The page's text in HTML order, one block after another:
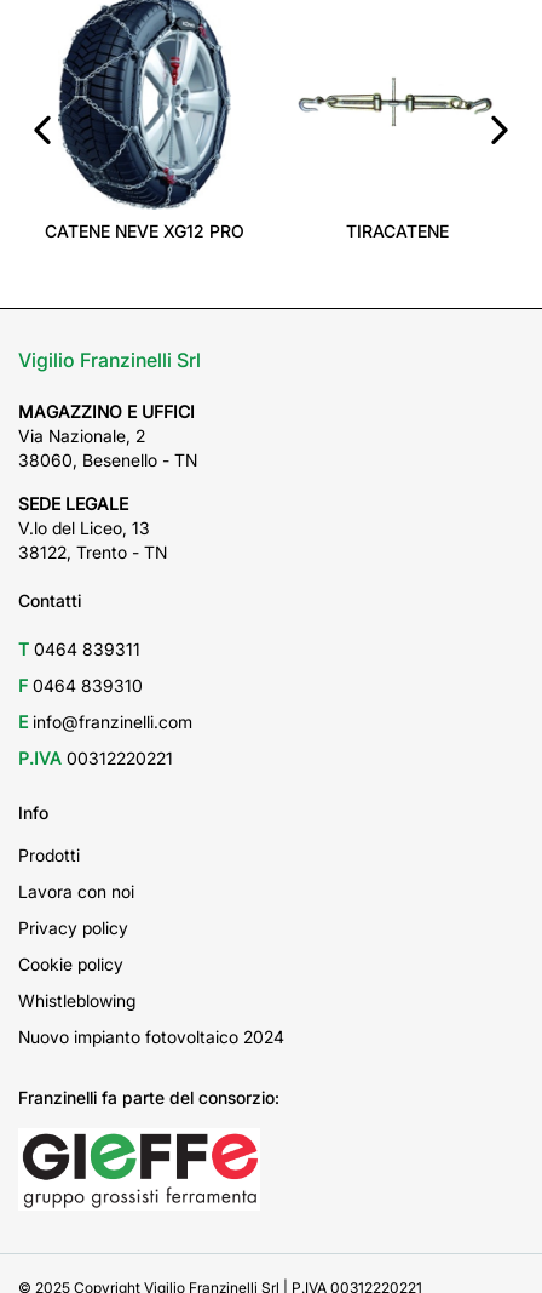
CATENE NEVE XG12 PRO TIRACATENE
Vigilio Franzinelli Srl
MAGAZZINO E UFFICI
Via Nazionale, 2
38060, Besenello - TN
SEDE LEGALE
V.lo del Liceo, 13
38122, Trento - TN
Contatti
T 0464 839311
F 0464 839310
E info@franzinelli.com
P.IVA 00312220221
Info
Prodotti
Lavora con noi
Privacy policy
Cookie policy
Whistleblowing
Nuovo impianto fotovoltaico 2024
Franzinelli fa parte del consorzio:
© 2025 Copyright Vigilio Franzinelli Srl | P.IVA 00312220221